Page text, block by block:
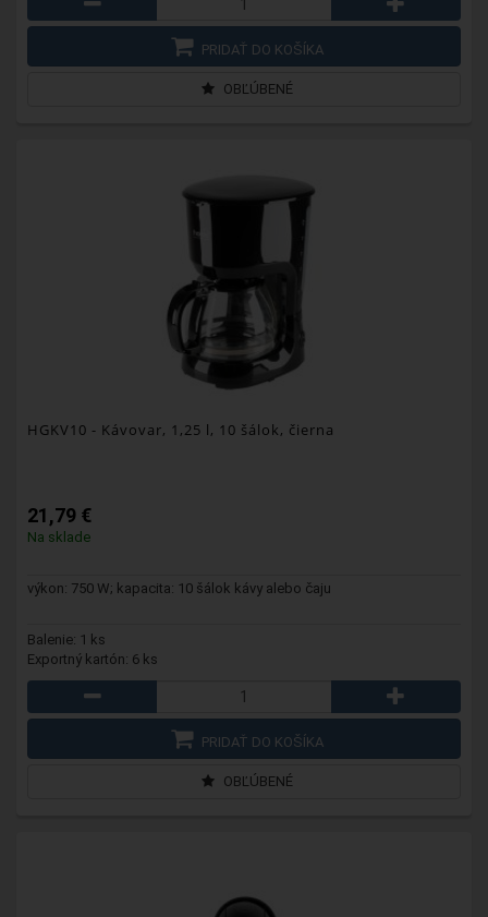
PRIDAŤ DO KOŠÍKA
OBĽÚBENÉ
HGKV10 - Kávovar, 1,25 l, 10 šálok, čierna
21,79 €
Na sklade
výkon: 750 W; kapacita: 10 šálok kávy alebo čaju
Balenie: 1 ks
Exportný kartón: 6 ks
PRIDAŤ DO KOŠÍKA
OBĽÚBENÉ